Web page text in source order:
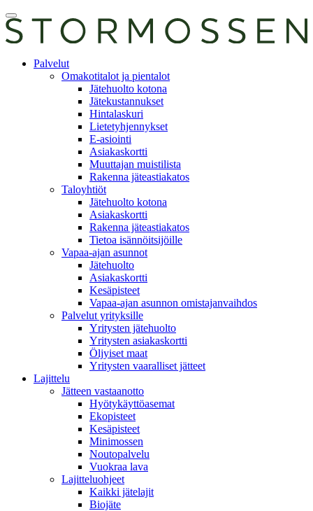
Skip
to
content
Avaa
päävalikko
asiointiPalvelut
Omakotitalot ja pientalot
Jätehuolto kotona
Jätekustannukset
Hintalaskuri
Lietetyhjennykset
E-asiointi
Asiakaskortti
Muuttajan muistilista
Rakenna jäteastiakatos
Taloyhtiöt
Jätehuolto kotona
Asiakaskortti
Rakenna jäteastiakatos
Tietoa isännöitsijöille
Vapaa-ajan asunnot
Jätehuolto
Asiakaskortti
Kesäpisteet
Vapaa-ajan asunnon omistajanvaihdos
Palvelut yrityksille
Yritysten jätehuolto
Yritysten asiakaskortti
Öljyiset maat
Yritysten vaaralliset jätteet
Lajittelu
Jätteen vastaanotto
Hyötykäyttöasemat
Ekopisteet
Kesäpisteet
Minimossen
Noutopalvelu
Vuokraa lava
Lajitteluohjeet
Kaikki jätelajit
Biojäte